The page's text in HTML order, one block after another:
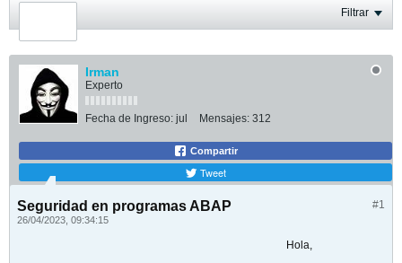
ÚLTIMA ACTIVIDAD Filtrar
Irman
Experto
Fecha de Ingreso: jul Mensajes: 312
Compartir
Tweet
#1
Seguridad en programas ABAP
26/04/2023, 09:34:15
Hola,